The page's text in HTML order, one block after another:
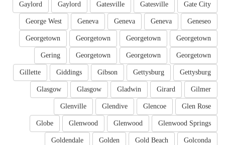
Gate City
Gatesville
Gatesville
Gaylord
Gaylord
Geneseo
Geneva
Geneva
Geneva
George West
Georgetown
Georgetown
Georgetown
Georgetown
Georgetown
Georgetown
Georgetown
Gering
Gettysburg
Gettysburg
Gibson
Giddings
Gillette
Gilmer
Girard
Gladwin
Glasgow
Glasgow
Glen Rose
Glencoe
Glendive
Glenville
Glenwood Springs
Glenwood
Glenwood
Globe
Golconda
Gold Beach
Golden
Goldendale